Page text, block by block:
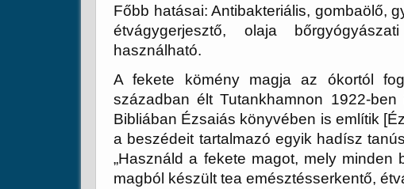
Főbb hatásai: Antibakteriális, gombaölő,
étvágygerjesztő, olaja
használható.
A fekete kömény magja az ókortól
században élt Tutankhamnon 1922-
Bibliában Ézsaiás könyvében is említik
a beszédeit tartalmazó egyik hadísz
„Használd a fekete magot, mely minden
magból készült tea emésztésserkentő,